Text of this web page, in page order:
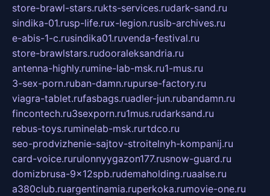
store-brawl-stars.rukts-services.rudark-sand.ru
sindika-01.rusp-life.rux-legion.rusib-archives.ru
e-abis-1-c.rusindika01.ruvenda-festival.ru
store-brawlstars.rudooraleksandria.ru
antenna-highly.rumine-lab-msk.ru1-mus.ru
3-sex-porn.ruban-damn.rupurse-factory.ru
viagra-tablet.rufasbags.ruadler-jun.rubandamn.ru
fincontech.ru3sexporn.ru1mus.rudarksand.ru
rebus-toys.ruminelab-msk.rurtdco.ru
seo-prodvizhenie-sajtov-stroitelnyh-kompanij.ru
card-voice.rurulonnyygazon177.rusnow-guard.ru
domizbrusa-9x12spb.rudemaholding.ruaalse.ru
a380club.ruargentinamia.ruperkoka.rumovie-one.ru